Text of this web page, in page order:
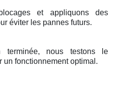
et appliquons des
éviter les pannes futurs.
terminée, nous testons le
un fonctionnement optimal.